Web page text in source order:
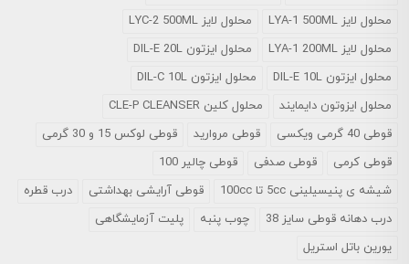
محلول لایز LYA-1 500ML
محلول لایز LYC-2 500ML
محلول لایز LYA-1 200ML
محلول ایزتون DIL-E 20L
محلول ایزتون DIL-E 10L
محلول ایزتون DIL-C 10L
محلول ایزوتون دایمایند
محلول کلین CLE-P CLEANSER
قوطی 40 گرمی ویکسی
قوطی مروارید
قوطی لوکس 15 و 30 گرمی
قوطی کرمی
قوطی صدفی
قوطی چالیر 100
شیشه ی پنیسیلینی 5cc تا 100cc
قوطی آرایشی بهداشتی
درب قطره
درب دهانه قوطی سایز 38
چوب پنبه
پلیت آزمایشگاهی
یورین باتل استریل